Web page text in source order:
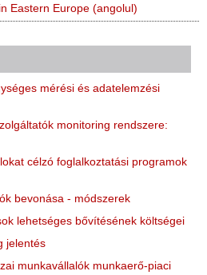
Eastern Europe (angolul)
mérési és adatelemzési
monitoring rendszere:
célzó foglalkoztatási programok
bevonása - módszerek
lehetséges bővítésének költségei
jelentés
munkavállalók munkaerő-piaci